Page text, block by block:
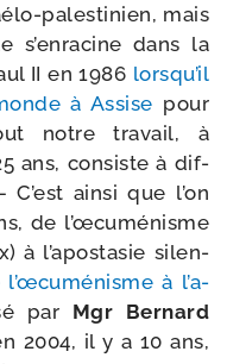
​palestinien, mais
s’en­ra­cine dans la
II en 1986 lors­qu’il
à Assise pour
notre tra­vail, à
ans, consiste à dif­
ain­si que l’on
de l’œ­cu­mé­nisme
à l’a­po­sta­sie silen­
l’œ­cu­mé­nisme à l’a­
par Mgr Bernard
2004, il y a 10 ans,